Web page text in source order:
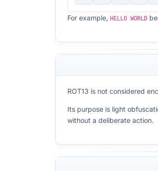
For example, HELLO WORLD
ROT13 is not considered
Its purpose is light
without a deliberate action.